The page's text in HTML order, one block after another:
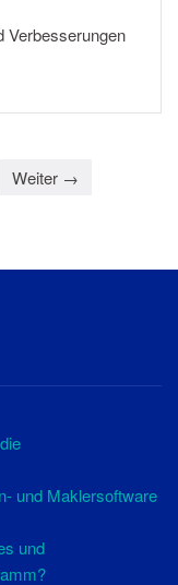
Verbesserungen
Weiter →
und Maklersoftware
und